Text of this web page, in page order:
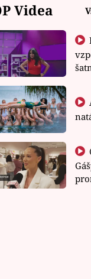
Videa
Heidi Janků
Gabriela